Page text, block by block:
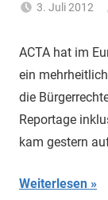
3. Juli 2012
ACTA hat im
ein
die
Reportage
kam gestern
Weiterlesen